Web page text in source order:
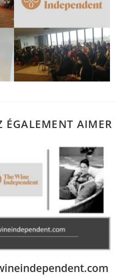
ÉGALEMENT AIMER